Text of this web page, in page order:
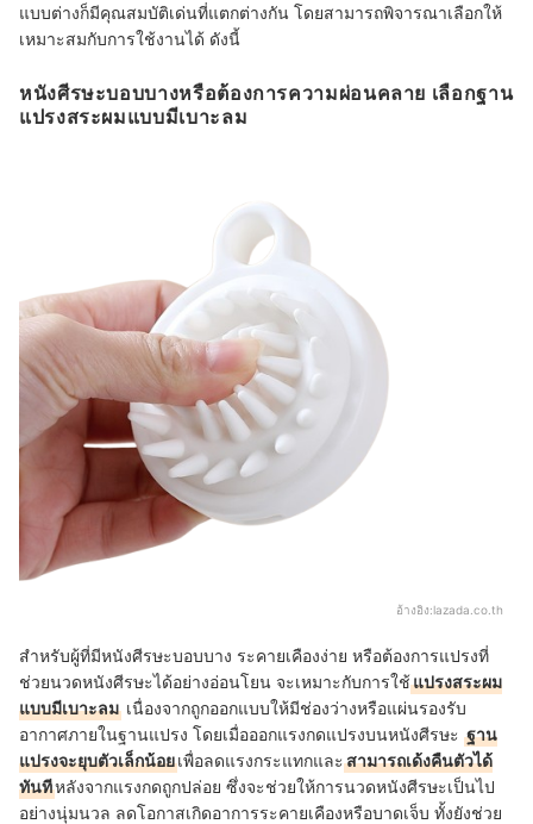
แบบต่างก็มีคุณสมบัติเด่นที่แตกต่างกัน โดยสามารถพิจารณาเลือกให้
เหมาะสมกับการใช้งานได้ ดังนี้
หนังศีรษะบอบบางหรือต้องการความผ่อนคลาย เลือกฐาน
แปรงสระผมแบบมีเบาะลม
อ้างอิง:lazada.co.th
สำหรับผู้ที่มีหนังศีรษะบอบบาง ระคายเคืองง่าย หรือต้องการแปรงที่
ช่วยนวดหนังศีรษะได้อย่างอ่อนโยน จะเหมาะกับการใช้แปรงสระผม
แบบมีเบาะลม เนื่องจากถูกออกแบบให้มีช่องว่างหรือแผ่นรองรับ
อากาศภายในฐานแปรง โดยเมื่อออกแรงกดแปรงบนหนังศีรษะ ฐาน
แปรงจะยุบตัวเล็กน้อยเพื่อลดแรงกระแทกและสามารถเด้งคืนตัวได้
ทันทีหลังจากแรงกดถูกปล่อย ซึ่งจะช่วยให้การนวดหนังศีรษะเป็นไป
อย่างนุ่มนวล ลดโอกาสเกิดอาการระคายเคืองหรือบาดเจ็บ ทั้งยังช่วย